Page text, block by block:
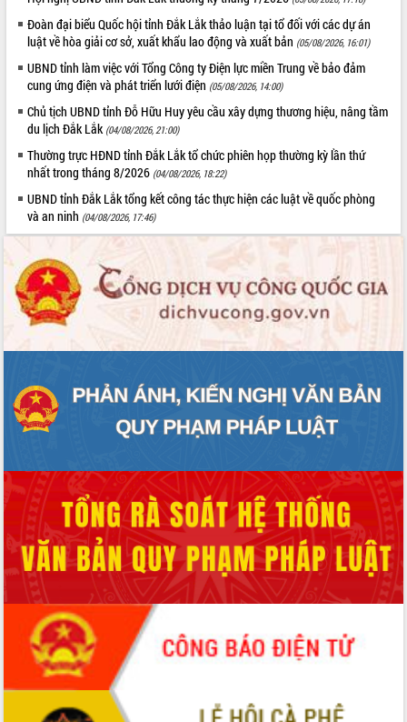
Đoàn đại biểu Quốc hội tỉnh Đắk Lắk thảo luận tại tổ đối với các dự án
luật về hòa giải cơ sở, xuất khẩu lao động và xuất bản (05/08/2026, 16:01)
UBND tỉnh làm việc với Tổng Công ty Điện lực miền Trung về bảo đảm
cung ứng điện và phát triển lưới điện (05/08/2026, 14:00)
Chủ tịch UBND tỉnh Đỗ Hữu Huy yêu cầu xây dựng thương hiệu, nâng tầm
du lịch Đắk Lắk (04/08/2026, 21:00)
Thường trực HĐND tỉnh Đắk Lắk tổ chức phiên họp thường kỳ lần thứ
nhất trong tháng 8/2026 (04/08/2026, 18:22)
UBND tỉnh Đắk Lắk tổng kết công tác thực hiện các luật về quốc phòng
và an ninh (04/08/2026, 17:46)